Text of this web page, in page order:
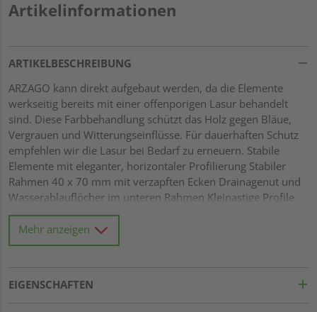
Artikelinformationen
ARTIKELBESCHREIBUNG
ARZAGO kann direkt aufgebaut werden, da die Elemente
werkseitig bereits mit einer offenporigen Lasur behandelt
sind. Diese Farbbehandlung schützt das Holz gegen Bläue,
Vergrauen und Witterungseinflüsse. Für dauerhaften Schutz
empfehlen wir die Lasur bei Bedarf zu erneuern. Stabile
Elemente mit eleganter, horizontaler Profilierung Stabiler
Rahmen 40 x 70 mm mit verzapften Ecken Drainagenut und
Wasserablauflöcher im unteren Rahmen Kleinastige Profile
21 x 122 mm mit Riffel-Hobelung Gitter mit Leisten 10 x 40
mm und einer Maschenweite von 60 x 60 mm Alle
Verbindungen aus Edelstahl
Mehr anzeigen
EIGENSCHAFTEN